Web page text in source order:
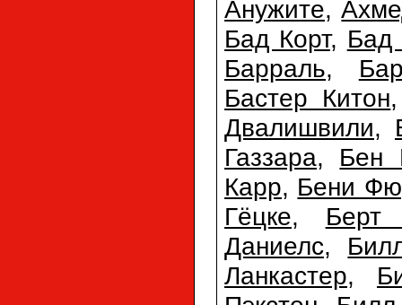
Анужите,
Бад Корт, Бад
Барраль,
Бастер Китон
Двалишвили,
Газзара, Бен
Карр, Бени
Гёцке, Берт
Даниелс,
Ланкастер,